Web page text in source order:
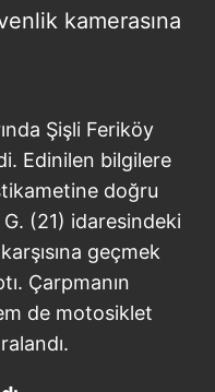
kamerasına
Şişli Feriköy
Edinilen bilgilere
doğru
(21) idaresindeki
geçmek
Çarpmanın
de motosiklet